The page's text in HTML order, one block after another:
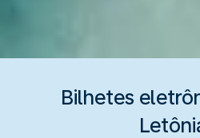
Bilhetes